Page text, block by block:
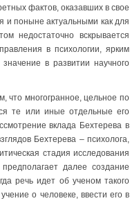
фактов, оказавших в свое
и поныне актуальными как для
недостаточно вскрывается
в психологии, ярким
в развитии научного
что многогранное, цельное по
те или иные отдельные его
вклада Бехтерева в
Бехтерева – психолога,
стадия исследования
далее создание
речь идет об ученом такого
о человеке, ввести его в